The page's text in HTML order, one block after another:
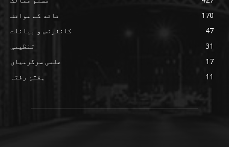
قائد کے مواقف
170
کانفرنس و بیانات
47
تنظیمی
31
علمی سرگرمیاں
17
ہفتۂِ رفتہ
11